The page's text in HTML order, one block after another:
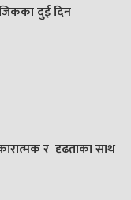
दुई दिन
र दृढताका साथ